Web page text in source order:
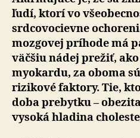
ľudí, ktorí vo
srdcovocievne
mozgovej príhode má
väčšiu nádej prežiť,
myokardu, za oboma
rizikové faktory. Tie,
doba prebytku –
vysoká hladina